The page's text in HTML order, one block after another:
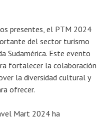
presentes, el PTM 2024
del sector turismo
Sudamérica. Este evento
fortalecer la colaboración
la diversidad cultural y
ofrecer.
Mart 2024 ha